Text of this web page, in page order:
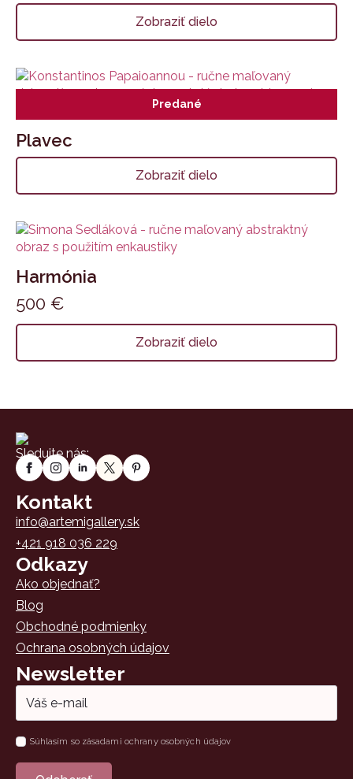
Zobraziť dielo
Predané
Plavec
Zobraziť dielo
Harmónia
500 €
Zobraziť dielo
Sledujte nás:
Kontakt
info@artemigallery.sk
+421 918 036 229
Odkazy
Ako objednať?
Blog
Obchodné podmienky
Ochrana osobných údajov
Newsletter
Email
SúhlasSúhlasím so zásadami ochrany osobných údajov